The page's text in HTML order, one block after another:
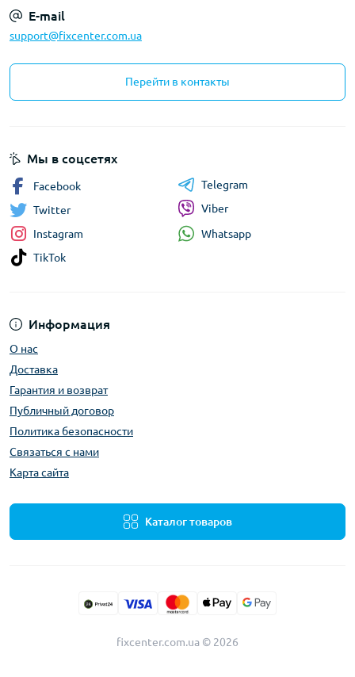
E-mail
support@fixcenter.com.ua
Перейти в контакты
Информация
О нас
Доставка
Гарантия и возврат
Публичный договор
Политика безопасности
Связаться с нами
Карта сайта
Каталог товаров
Мы в соцсетях
Facebook
Twitter
Instagram
TikTok
Telegram
Viber
Whatsapp
fixcenter.com.ua © 2026